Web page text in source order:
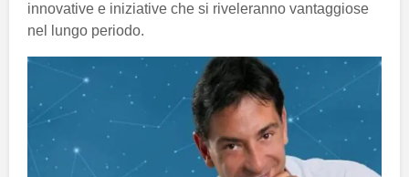
innovative e iniziative che si riveleranno vantaggiose
nel lungo periodo.